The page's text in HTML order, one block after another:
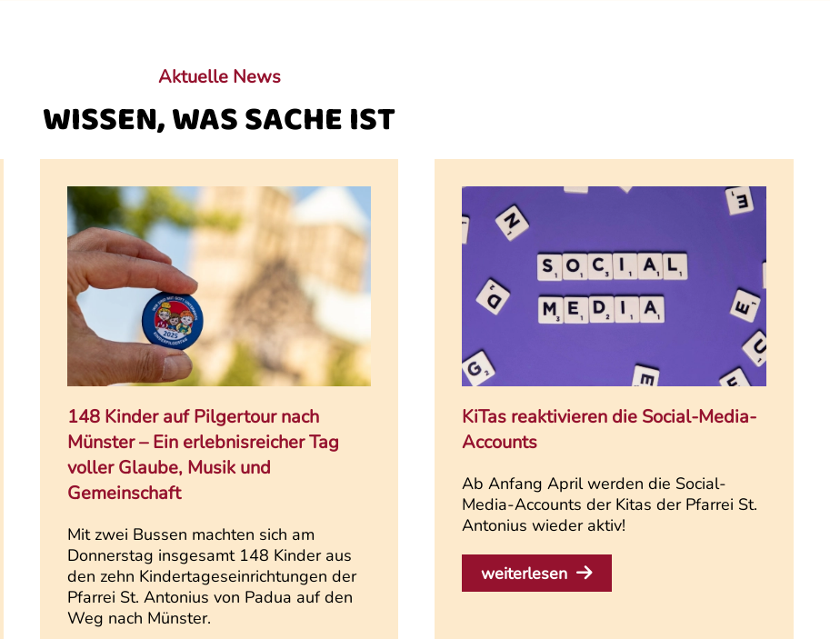
Aktuelle News
WISSEN, WAS SACHE IST
148 Kinder auf Pilgertour nach
Münster – Ein erlebnisreicher Tag
voller Glaube, Musik und
Gemeinschaft
Mit zwei Bussen machten sich am
Donnerstag insgesamt 148 Kinder aus
den zehn Kindertageseinrichtungen der
Pfarrei St. Antonius von Padua auf den
Weg nach Münster.
KiTas reaktivieren die Social-Media-
Accounts
Ab Anfang April werden die Social-
Media-Accounts der Kitas der Pfarrei St.
Antonius wieder aktiv!
weiterlesen